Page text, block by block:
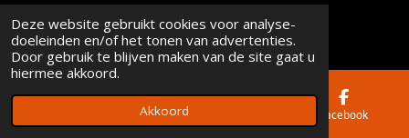
Deze website gebruikt cookies voor analyse-
doeleinden en/of het tonen van advertenties.
Door gebruik te blijven maken van de site gaat u
hiermee akkoord.
Akkoord
e
b
o
o
t
a
g
r
m
k
e
d
I
t
s
A
p
© 2024 - 2025 De Bruin Groep
Telefoonnummer Facebook